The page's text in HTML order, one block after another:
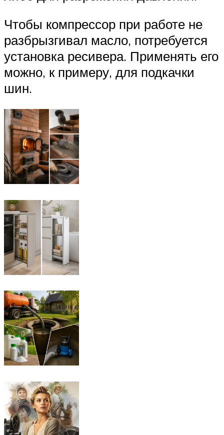
Чтобы компрессор при работе не
разбрызгивал масло, потребуется
установка ресивера. Применять его
можно, к примеру, для подкачки
шин.